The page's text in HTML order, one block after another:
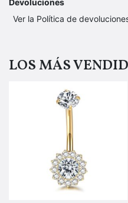
Ver la Política de
LOS MÁS